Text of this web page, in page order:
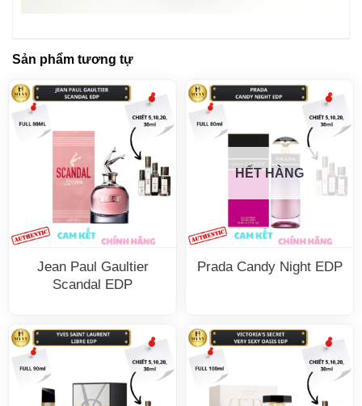
Sản phẩm tương tự
Jean Paul Gaultier
Scandal EDP
HẾT HÀNG
Prada Candy Night EDP